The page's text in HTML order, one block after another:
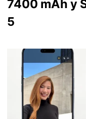
7400 mAh y
5